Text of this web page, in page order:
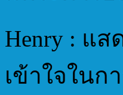
Henry : แ
เข้าใจใน